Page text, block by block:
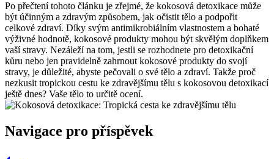
Po přečtení tohoto článku je zřejmé, že kokosová detoxikace může
být účinným a‌ zdravým způsobem, jak očistit tělo‌ a podpořit
celkové zdraví. Díky svým antimikrobiálním vlastnostem a ⁢bohaté​
výživné hodnotě, ⁤kokosové produkty mohou být skvělým doplňkem
vaší stravy. Nezáleží na tom, jestli se rozhodnete pro detoxikační
kůru nebo jen pravidelně zahrnout​ kokosové‌ produkty do svojí
stravy, je ​důležité, abyste pečovali o své tělo a zdraví. Takže proč
nezkusit tropickou cestu ke zdravějšímu tělu s kokosovou detoxikací
ještě dnes? Vaše‍ tělo ​to⁢ určitě ocení.
Navigace pro příspěvek